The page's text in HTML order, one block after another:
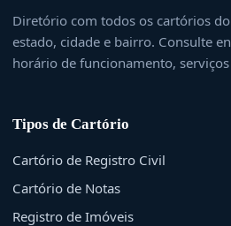
Diretório com todos os cartórios
estado, cidade e bairro. Consulte
horário de funcionamento, serviços
Tipos de Cartório
Cartório de Registro Civil
Cartório de Notas
Registro de Imóveis